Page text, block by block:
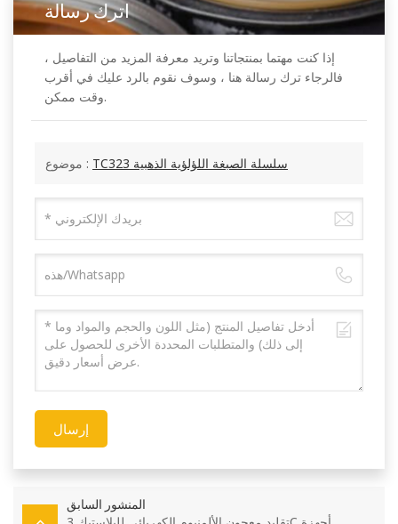
اترك رسالة
إذا كنت مهتما بمنتجاتنا وتريد معرفة المزيد من التفاصيل ،
فالرجاء ترك رسالة هنا ، وسوف نقوم بالرد عليك في أقرب
وقت ممكن.
موضوع : TC323 سلسلة الصبغة اللؤلؤية الذهبية
إرسال
المنشور السابق